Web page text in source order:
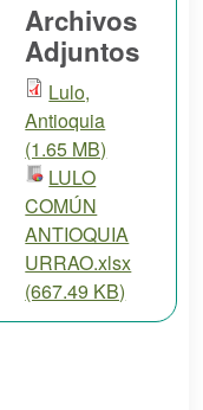
Archivos
Adjuntos
Lulo,
Antioquia
(1.65 MB)
LULO
COMÚN
ANTIOQUIA
URRAO.xlsx
(667.49 KB)